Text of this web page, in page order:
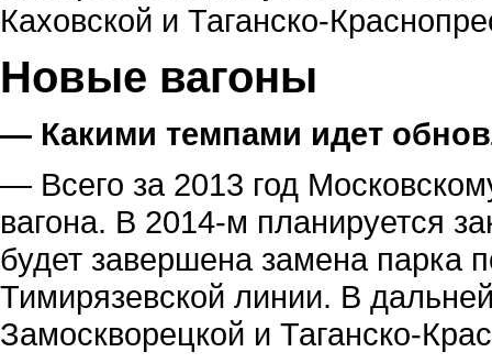
Каховской и Таганско-
Новые вагоны
— Какими темпами идет
— Всего за 2013 год
вагона. В 2014-м планируется
будет завершена замена парка
Тимирязевской линии. В
Замоскворецкой и Таганско-